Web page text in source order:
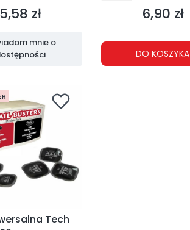
Cena
5,58 zł
mnie o
Cena
6,90 zł
DO KOSZYKA
Tech